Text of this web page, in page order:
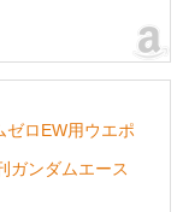
ゼロEW用ウエポ
ガンダムエース